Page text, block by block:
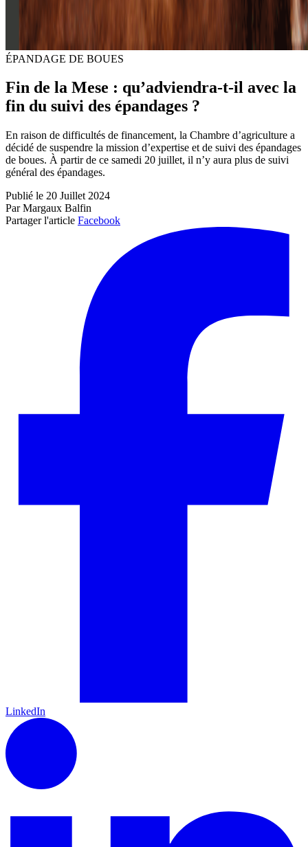
ÉPANDAGE DE BOUES
Fin de la Mese : qu’adviendra-t-il avec la
fin du suivi des épandages ?
En raison de difficultés de financement, la Chambre d’agriculture a
décidé de suspendre la mission d’expertise et de suivi des épandages
de boues. À partir de ce samedi 20 juillet, il n’y aura plus de suivi
général des épandages.
Publié le 20 Juillet 2024
Par Margaux Balfin
Partager l'article Facebook
LinkedIn